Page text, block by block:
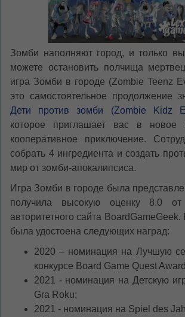
Зомби наполняют город, и только
можете остановить полчища
игра Зомби в городе (Zombie Teenz
это самостоятельное продолжение
Дети против зомби (Zombie Kidz
которое приглашает вас в новое
кооперативное приключение.
собрать 4 ингредиента и создать
мир от зомби-апокалипсиса.
Игра Зомби в городе была
получила высокую оценку 8.0 от
авторитетного сайта BoardGameGeek.
была удостоена следующих наград:
2020 – номинация на Лучшую
конкурсе Board Game Quest
2021 - номинация на Детскую
Gra Roku;
2021 - номинация на Spiel des
ЯЗЫК САЙТА / LIMBA SITE-ULUI
На каком языке Вы хотите
просматривать наш сайт?
În ce limbă ați dori să vedeți site-ul nostru?
*Беспокоим Вас только один раз, далее
Vă vom deranja doar o singură dată, apoi vă
vom salva alegerea limbii.
Если вы хотите переключить язык
сайта, то это можно всегда сделать в
правом верхнем углу страницы.
Dacă doriți să schimbați limba site-ului, puteți
oricând să faceți asta în colțul din dreapta sus
al paginii.
RO RU